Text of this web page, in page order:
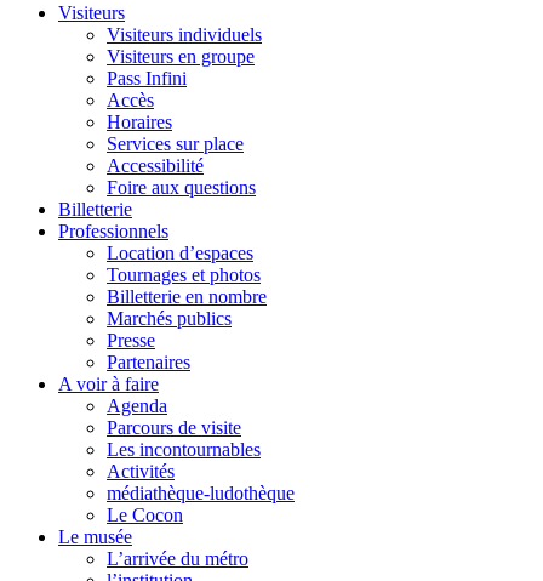
Visiteurs
Visiteurs individuels
Visiteurs en groupe
Pass Infini
Accès
Horaires
Services sur place
Accessibilité
Foire aux questions
Billetterie
Professionnels
Location d’espaces
Tournages et photos
Billetterie en nombre
Marchés publics
Presse
Partenaires
A voir à faire
Agenda
Parcours de visite
Les incontournables
Activités
médiathèque-ludothèque
Le Cocon
Le musée
L’arrivée du métro